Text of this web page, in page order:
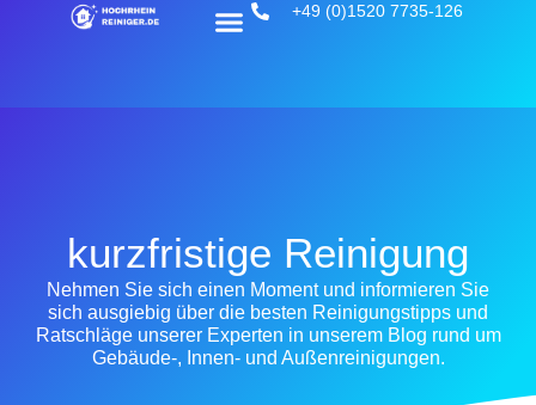
+49 (0)1520 7735-126
kurzfristige Reinigung
Nehmen Sie sich einen Moment und informieren Sie
sich ausgiebig über die besten Reinigungstipps und
Ratschläge unserer Experten in unserem Blog rund um
Gebäude-, Innen- und Außenreinigungen.